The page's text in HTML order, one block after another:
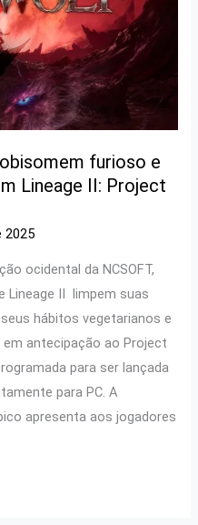
furioso e
Lineage II: Project
2025
ocidental da NCSOFT,
Lineage II limpem suas
hábitos vegetarianos e
antecipação ao Project
para ser lançada
para PC. A
apresenta aos jogadores